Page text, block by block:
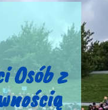
Osób z